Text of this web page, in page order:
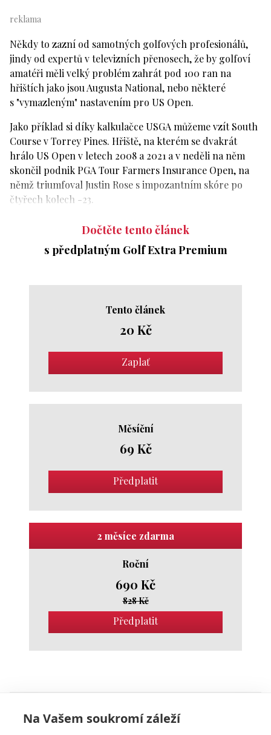
Na Vašem soukromí záleží
Někdy to zazní od samotných golfových profesionálů,
jindy od expertů v televizních přenosech, že by golfoví
amatéři měli velký problém zahrát pod 100 ran na
hřištích jako jsou Augusta National, nebo některé
s "vymazleným" nastavením pro US Open.
Jako příklad si díky kalkulačce USGA můžeme vzít South
Course v Torrey Pines. Hřiště, na kterém se dvakrát
hrálo US Open v letech 2008 a 2021 a v neděli na něm
skončil podnik PGA Tour Farmers Insurance Open, na
němž triumfoval Justin Rose s impozantním skóre po
čtyřech kolech -23.
Dočtěte tento článek
s předplatným Golf Extra Premium
Tento článek
20 Kč
Zaplať
Měsíční
69 Kč
Předplatit
2 měsíce zdarma
Roční
690 Kč
828 Kč
Předplatit